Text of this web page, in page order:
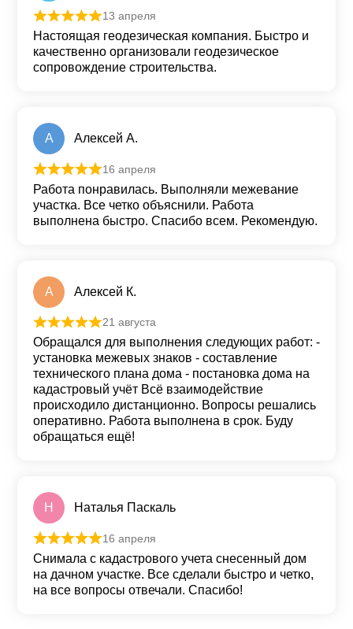
Оценка из 5
13 апреля
Настоящая геодезическая компания. Быстро и
качественно организовали геодезическое
сопровождение строительства.
А Алексей А.
Оценка5 из 5
16 апреля
Работа понравилась. Выполняли межевание
участка. Все четко объяснили. Работа
выполнена быстро. Спасибо всем. Рекомендую.
А Алексей К.
Оценка из 5
21 августа
Обращался для выполнения следующих работ: -
установка межевых знаков - составление
технического плана дома - постановка дома на
кадастровый учёт Всё взаимодействие
происходило дистанционно. Вопросы решались
оперативно. Работа выполнена в срок. Буду
обращаться ещё!
Н Наталья Паскаль
Оценка5 из 5
16 апреля
Снимала с кадастрового учета снесенный дом
на дачном участке. Все сделали быстро и четко,
на все вопросы отвечали. Спасибо!